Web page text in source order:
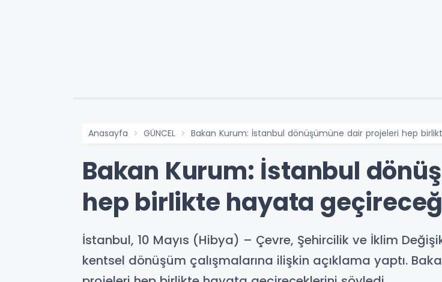
Anasayfa GÜNCEL Bakan Kurum: İstanbul dönüşümüne dair projeleri hep
Bakan Kurum: İstanbul
hep birlikte hayata
İstanbul, 10 Mayıs (Hibya) – Çevre, Şehircilik ve İklim
kentsel dönüşüm çalışmalarına ilişkin açıklama yaptı.